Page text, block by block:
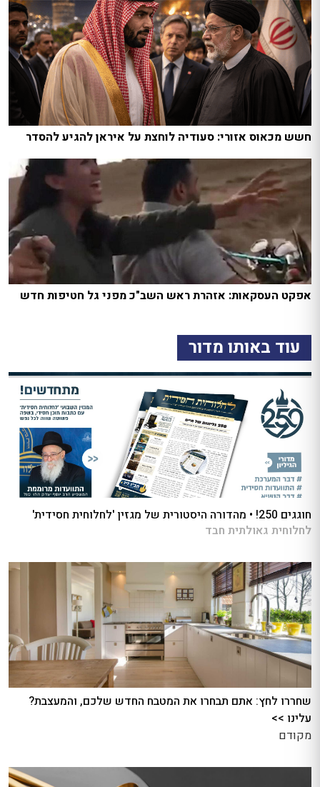
חשש מכאוס אזורי: סעודיה לוחצת על איראן להגיע להסדר
אפקט העסקאות: אזהרת ראש השב"כ מפני גל חטיפות חדש
עוד באותו מדור
חוגגים 250! • מהדורה היסטורית של מגזין 'לחלוחית חסידית'
לחלוחית גאולתית חבד
שחררו לחץ: אתם תבחרו את המטבח החדש שלכם, והמעצבת?
עלינו >>
מקודם